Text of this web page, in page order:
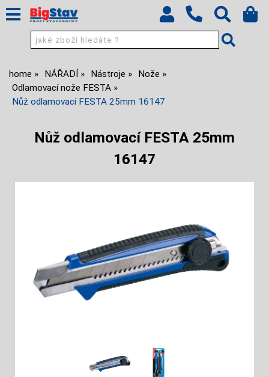
home NÁŘADÍ Nástroje
Nože
Odlamovací nože FESTA
Nůž odlamovací FESTA 25mm 16147
Nůž odlamovací FESTA 25mm
16147